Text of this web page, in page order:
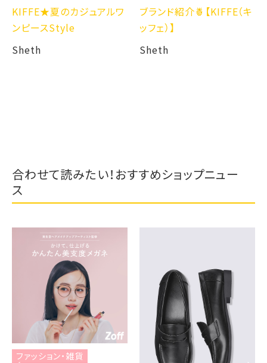
KIFFE★夏のカジュアルワ
ンピースStyle
Sheth
ブランド紹介🍍【KIFFE（キ
ッフェ）】
Sheth
合わせて読みたい！おすすめショップニュー
ス
ファッション・雑貨